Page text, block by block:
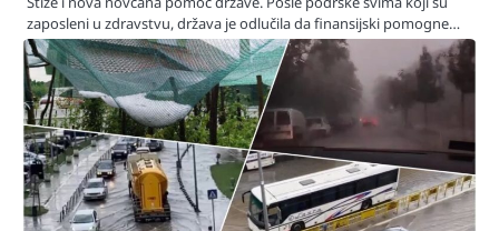
zaposleni u zdravstvu, država je odlučila da finansijski pomogne…